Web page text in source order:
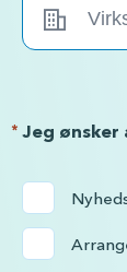
Jeg ønsker
*